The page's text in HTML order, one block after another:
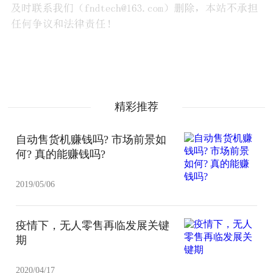
精彩推荐
自动售货机赚钱吗? 市场前景如
何? 真的能赚钱吗?
2019/05/06
疫情下，无人零售再临发展关键
期
2020/04/17